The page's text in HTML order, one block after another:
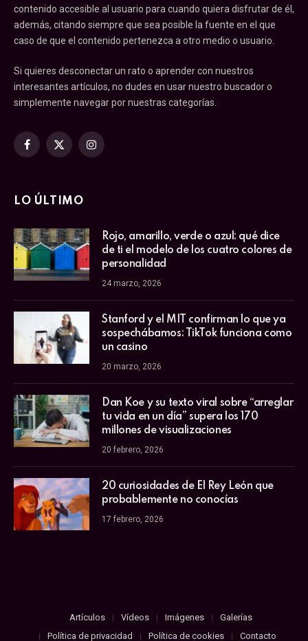
contenido accesible al usuario para cuando quiera disfrutar de él,
además, citando siempre que sea posible la fuente en el que
caso de que el contenido pertenezca a otro medio o usuario.
Si quieres desconectar un rato o aprender con nuestros
interesantes artículos, no dudes en usar nuestro buscador o
simplemente navegar por nuestras categorías.
Facebook
X
Instagram
LO ÚLTIMO
Rojo, amarillo, verde o azul: qué dice
de ti el modelo de los cuatro colores de
personalidad
24 marzo, 2026
Stanford y el MIT confirman lo que ya
sospechábamos: TikTok funciona como
un casino
20 marzo, 2026
Dan Koe y su texto viral sobre “arreglar
tu vida en un día” supera los 170
millones de visualizaciones
20 febrero, 2026
20 curiosidades de El Rey León que
probablemente no conocías
17 febrero, 2026
Artículos Vídeos Imágenes
Galerías
Política de privacidad
Política de cookies Contacto